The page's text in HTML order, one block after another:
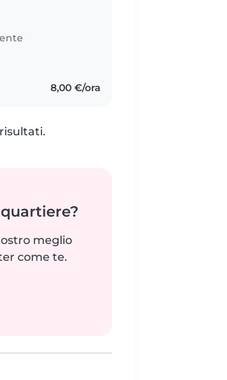
8,00 €/ora
meglio
come te.